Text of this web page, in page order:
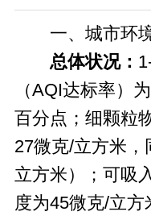
一、城市环
总体状况：
（AQI达标率）
百分点；细颗粒
27微克/立方米
立方米）；可吸
度为45微克/立